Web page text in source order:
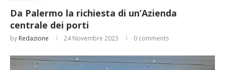
Da Palermo la richiesta di un’Azienda
centrale dei porti
by Redazione 24 Novembre 2023 0 comments